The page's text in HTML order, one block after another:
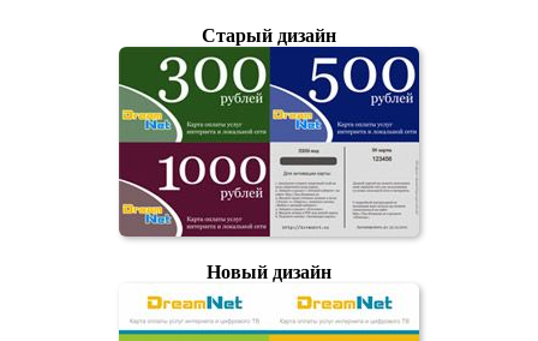
Старый дизайн
Новый дизайн